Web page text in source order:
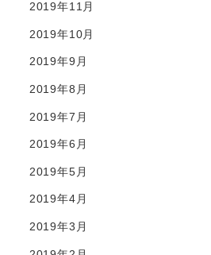
2019年11月
2019年10月
2019年9月
2019年8月
2019年7月
2019年6月
2019年5月
2019年4月
2019年3月